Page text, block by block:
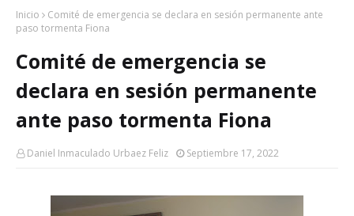
Inicio
Comité de emergencia se declara en sesión permanente ante
paso tormenta Fiona
Comité de emergencia se
declara en sesión permanente
ante paso tormenta Fiona
Daniel Inmaculado Urbaez Feliz Septiembre 17, 2022